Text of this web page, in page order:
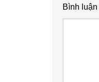
Bình luận